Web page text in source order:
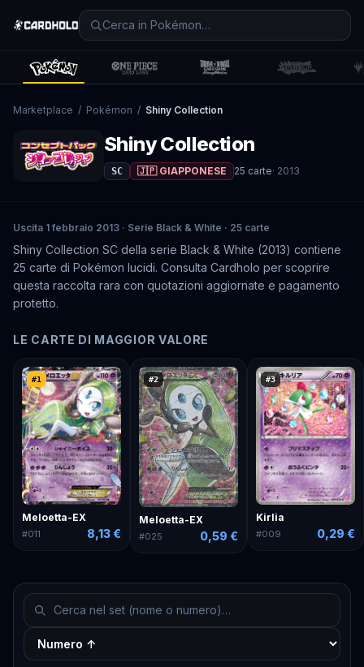
Marketplace / Pokémon / Shiny Collection
Shiny Collection
SC 🇯🇵 GIAPPONESE 25 carte· 2013
Uscita 1 febbraio 2013 · Serie Black & White · 25 carte
Shiny Collection SC della serie Black & White (2013) contiene
25 carte di Pokémon lucidi. Consulta Cardholo per scoprire
questa raccolta rara con quotazioni aggiornate e pagamento
protetto.
LE CARTE DI MAGGIOR VALORE
#1
Meloetta-EX
#011 8,13 €
#2
Meloetta-EX
#025 0,59 €
#3
Kirlia
#009 0,29 €